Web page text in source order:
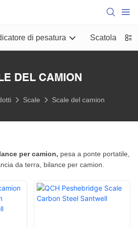
di pesatura Scatola di
DEL CAMION
Scale Scale del camion
per camion, pesa a ponte portatile,
da terra, bilance per camion.